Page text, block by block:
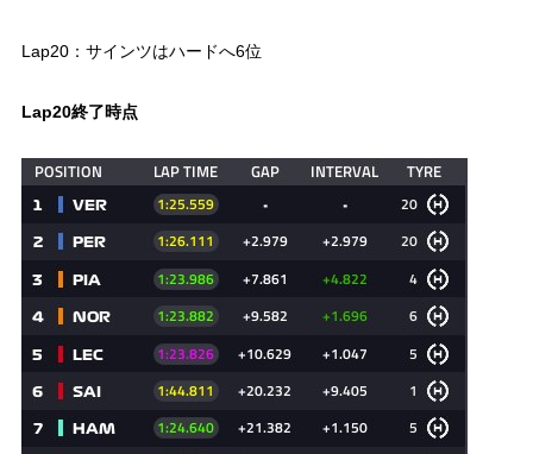
Lap20：サインツはハードへ6位
Lap20終了時点